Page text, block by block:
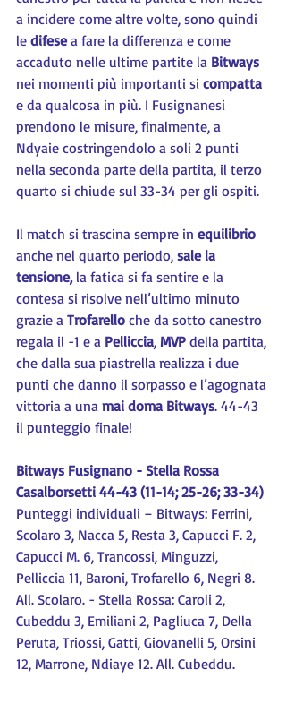
a incidere come altre volte, sono quindi
le difese a fare la differenza e come
accaduto nelle ultime partite la Bitways
nei momenti più importanti si compatta
e da qualcosa in più. I Fusignanesi
prendono le misure, finalmente, a
Ndyaie costringendolo a soli 2 punti
nella seconda parte della partita, il terzo
quarto si chiude sul 33-34 per gli ospiti.
Il match si trascina sempre in equilibrio
anche nel quarto periodo, sale la
tensione, la fatica si fa sentire e la
contesa si risolve nell’ultimo minuto
grazie a Trofarello che da sotto canestro
regala il -1 e a Pelliccia, MVP della partita,
che dalla sua piastrella realizza i due
punti che danno il sorpasso e l’agognata
vittoria a una mai doma Bitways. 44-43
il punteggio finale!
Bitways Fusignano - Stella Rossa
Casalborsetti 44-43 (11-14; 25-26; 33-34)
Punteggi individuali – Bitways: Ferrini,
Scolaro 3, Nacca 5, Resta 3, Capucci F. 2,
Capucci M. 6, Trancossi, Minguzzi,
Pelliccia 11, Baroni, Trofarello 6, Negri 8.
All. Scolaro. - Stella Rossa: Caroli 2,
Cubeddu 3, Emiliani 2, Pagliuca 7, Della
Peruta, Triossi, Gatti, Giovanelli 5, Orsini
12, Marrone, Ndiaye 12. All. Cubeddu.